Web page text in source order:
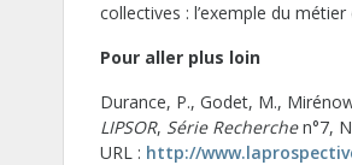
collectives : l’exemple du
Pour aller plus loin
Durance, P., Godet, M.,
LIPSOR, Série Recherchen°7,
URL : http://